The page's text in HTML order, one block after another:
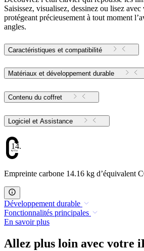
Saisissez, visualisez, dessinez ou lisez
protégeant précieusement à tout moment
angles.
Caractéristiques et compatibilité
Matériaux et développement durable
Contenu du coffret
Logiciel et Assistance
14.16
Empreinte carbone 14.16 kg d’équivalent
Développement durable
Fonctionnalités principales
En savoir plus
Allez plus loin avec votre